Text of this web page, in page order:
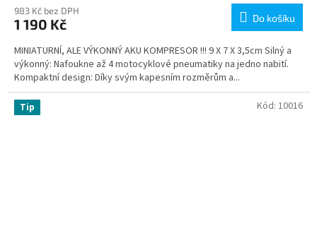
983 Kč bez DPH
1 190 Kč Do košíku
MINIATURNÍ, ALE VÝKONNÝ AKU KOMPRESOR !!! 9 X 7 X 3,5cm Silný a
výkonný: Nafoukne až 4 motocyklové pneumatiky na jedno nabití.
Kompaktní design: Díky svým kapesním rozměrům a...
Tip Kód: 10016